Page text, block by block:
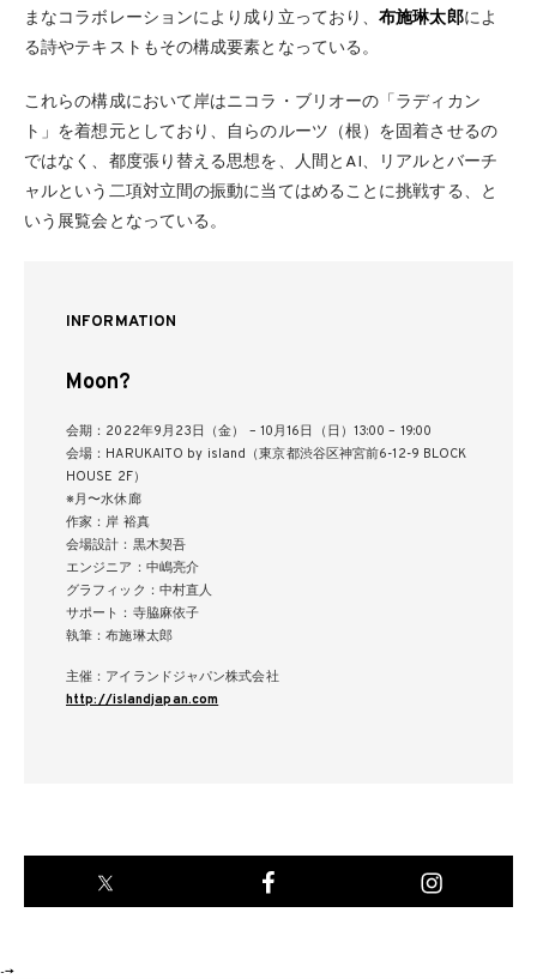
まなコラボレーションにより成り立っており、布施琳太郎によ
る詩やテキストもその構成要素となっている。
これらの構成において岸はニコラ・ブリオーの「ラディカン
ト」を着想元としており、自らのルーツ（根）を固着させるの
ではなく、都度張り替える思想を、人間とAI、リアルとバーチ
ャルという二項対立間の振動に当てはめることに挑戦する、と
いう展覧会となっている。
INFORMATION
Moon?
会期：2022年9月23日（金） – 10月16日（日）13:00 – 19:00
会場：HARUKAITO by island（東京都渋⾕区神宮前6-12-9 BLOCK
HOUSE 2F）
※月〜水休廊
作家：岸 裕真
会場設計：黒木契吾
エンジニア：中嶋亮介
グラフィック：中村直人
サポート：寺脇麻依子
執筆：布施琳太郎
主催：アイランドジャパン株式会社
http://islandjapan.com
-->